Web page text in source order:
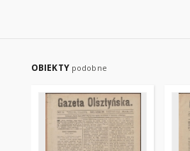
OBIEKTY podobne